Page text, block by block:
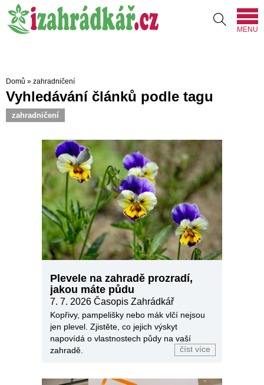
MENU
Domů » zahradničení
Vyhledávání článků podle tagu
zahradničení
Plevele na zahradě prozradí,
jakou máte půdu
7. 7. 2026 Časopis Zahrádkář
Kopřivy, pampelišky nebo mák vlčí nejsou
jen plevel. Zjistěte, co jejich výskyt
napovídá o vlastnostech půdy na vaší
zahradě.
číst více